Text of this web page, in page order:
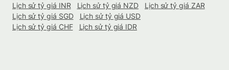
Lịch sử tỷ giá INR
Lịch sử tỷ giá NZD
Lịch sử tỷ giá ZAR
Lịch sử tỷ giá SGD
Lịch sử tỷ giá USD
Lịch sử tỷ giá CHF
Lịch sử tỷ giá IDR